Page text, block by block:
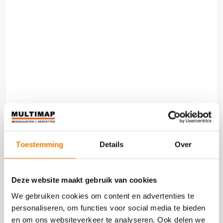
Toestemming Details Over
Deze website maakt gebruik van cookies
We gebruiken cookies om content en advertenties te
personaliseren, om functies voor social media te bieden
en om ons websiteverkeer te analyseren. Ook delen we
BEDRUKKING
vanaf€175,00